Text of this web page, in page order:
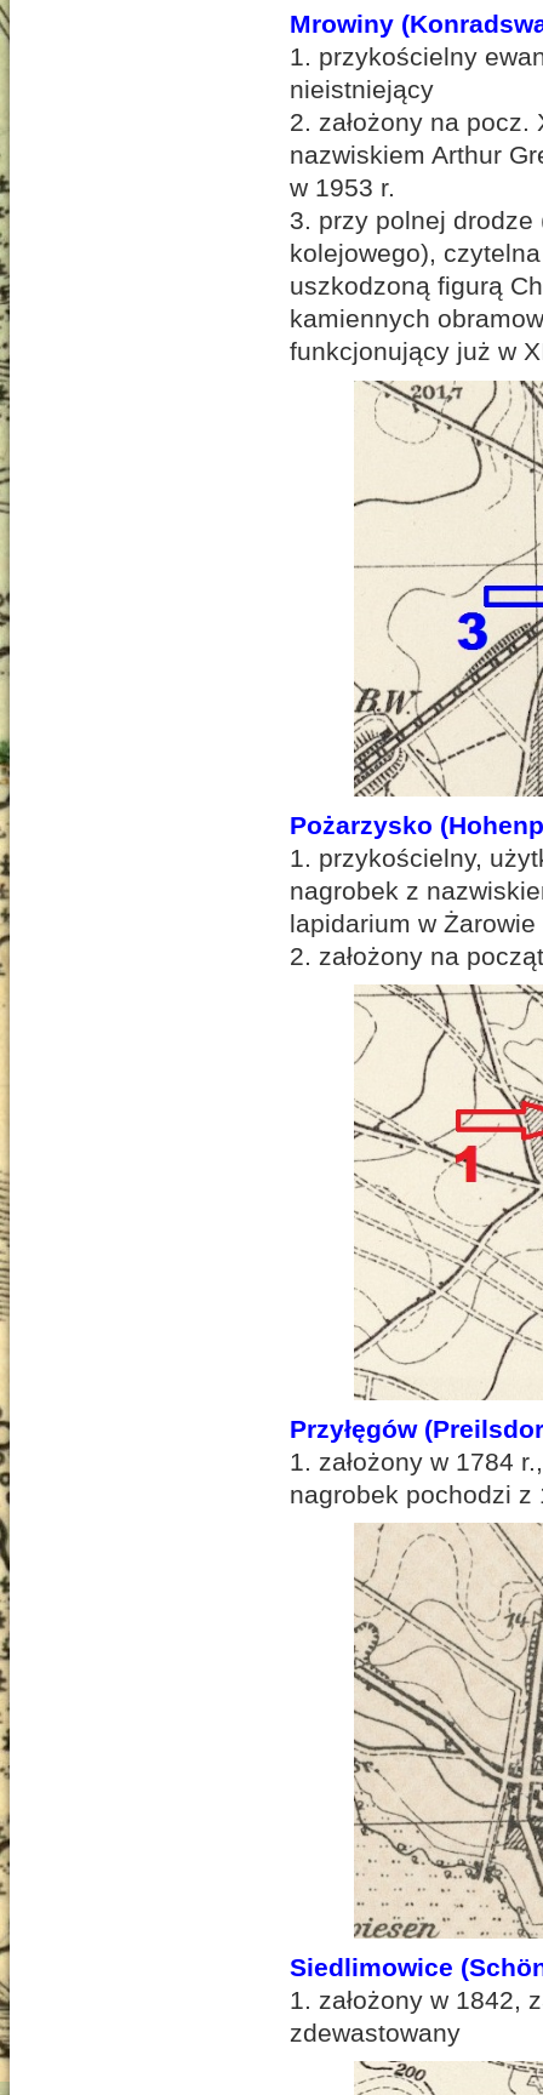
Mrowiny
1. przykościelny
nieistniejący
2. założony na
nazwiskiem Arthur
w 1953 r.
3. przy polnej
kolejowego),
uszkodzoną figurą
kamiennych
funkcjonujący już w
Pożarzysko
1. przykościelny,
nagrobek z
lapidarium w Żarowie
2. założony na
Przyłęgów
1. założony w 1784
nagrobek pochodzi z
Siedlimowice
1. założony w 1842,
zdewastowany